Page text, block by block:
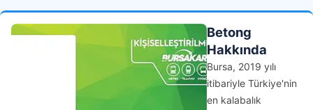
Betong
Hakkında
Bursa, 2019 yılı
itibariyle Türkiye'nin
en kalabalık